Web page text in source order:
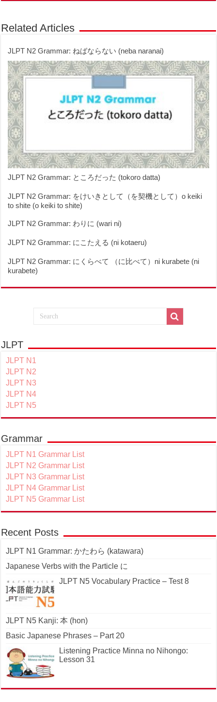
Related Articles
JLPT N2 Grammar: ねばならない (neba naranai)
JLPT N2 Grammar: ところだった (tokoro datta)
JLPT N2 Grammar: をけいきとして（を契機として）o keiki
to shite (o keiki to shite)
JLPT N2 Grammar: わりに (wari ni)
JLPT N2 Grammar: にこたえる (ni kotaeru)
JLPT N2 Grammar: にくらべて （に比べて）ni kurabete (ni
kurabete)
JLPT
JLPT N1
JLPT N2
JLPT N3
JLPT N4
JLPT N5
Grammar
JLPT N1 Grammar List
JLPT N2 Grammar List
JLPT N3 Grammar List
JLPT N4 Grammar List
JLPT N5 Grammar List
Recent Posts
JLPT N1 Grammar: かたわら (katawara)
Japanese Verbs with the Particle に
JLPT N5 Vocabulary Practice – Test 8
JLPT N5 Kanji: 本 (hon)
Basic Japanese Phrases – Part 20
Listening Practice Minna no Nihongo:
Lesson 31